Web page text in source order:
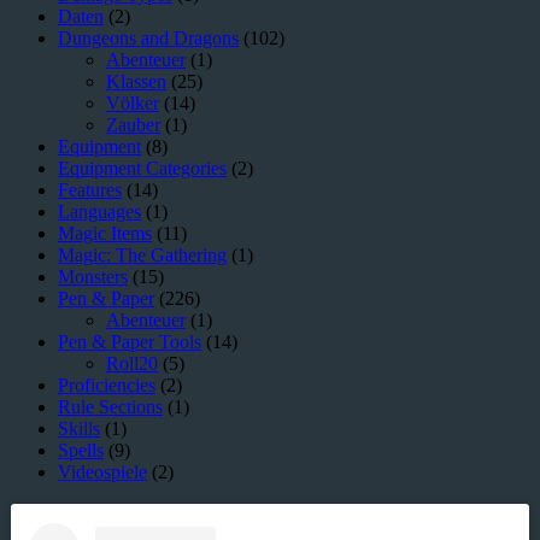
Daten (2)
Dungeons and Dragons (102)
Abenteuer(1)
Klassen (25)
Völker(14)
Zauber(1)
Equipment (8)
Equipment Categories (2)
Features (14)
Languages (1)
Magic Items (11)
Magic: The Gathering (1)
Monsters (15)
Pen & Paper(226)
Abenteuer(1)
Pen & Paper Tools (14)
Roll20 (5)
Proficiencies (2)
Rule Sections (1)
Skills (1)
Spells (9)
Videospiele (2)